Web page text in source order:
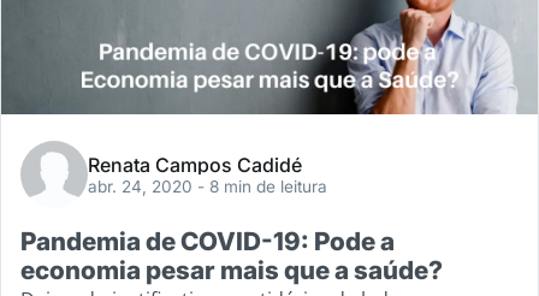
Renata Campos Cadidé
abr. 24, 2020 - 8 min de leitura
Pandemia de COVID-19: Pode a
economia pesar mais que a saúde?